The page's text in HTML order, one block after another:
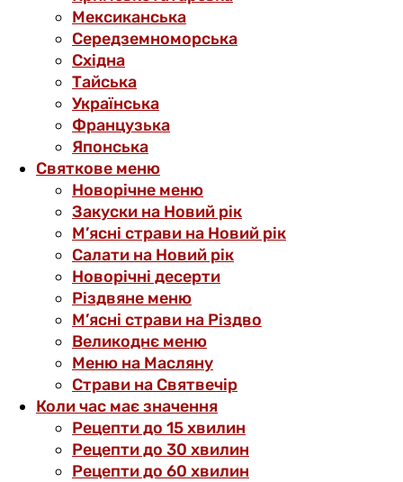
Мексиканська
Середземноморська
Східна
Тайська
Українська
Французька
Японська
Святкове меню
Новорічне меню
Закуски на Новий рік
М’ясні страви на Новий рік
Салати на Новий рік
Новорічні десерти
Різдвяне меню
М’ясні страви на Різдво
Великоднє меню
Меню на Масляну
Страви на Святвечір
Коли час має значення
Рецепти до 15 хвилин
Рецепти до 30 хвилин
Рецепти до 60 хвилин